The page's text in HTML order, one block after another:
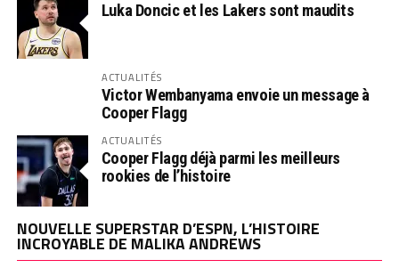
Luka Doncic et les Lakers sont maudits
ACTUALITÉS
Victor Wembanyama envoie un message à
Cooper Flagg
ACTUALITÉS
Cooper Flagg déjà parmi les meilleurs
rookies de l’histoire
NOUVELLE SUPERSTAR D’ESPN, L’HISTOIRE
INCROYABLE DE MALIKA ANDREWS